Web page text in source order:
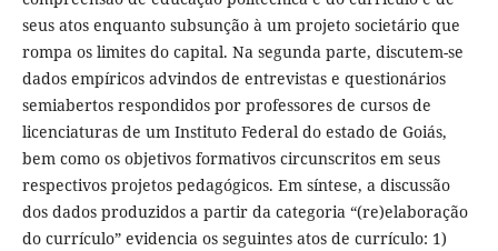
seus atos enquanto subsunção à um projeto societário que
rompa os limites do capital. Na segunda parte, discutem-se
dados empíricos advindos de entrevistas e questionários
semiabertos respondidos por professores de cursos de
licenciaturas de um Instituto Federal do estado de Goiás,
bem como os objetivos formativos circunscritos em seus
respectivos projetos pedagógicos. Em síntese, a discussão
dos dados produzidos a partir da categoria “(re)elaboração
do currículo” evidencia os seguintes atos de currículo: 1)